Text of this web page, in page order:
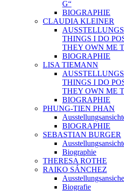
G“
BIOGRAPHIE
CLAUDIA KLEINER
THINGS I DO
THEY OWN ME
BIOGRAPHIE
LISA TIEMANN
THINGS I DO
THEY OWN ME
BIOGRAPHIE
PHUNG-TIEN PHAN
BIOGRAPHIE
SEBASTIAN BURGER
Biographie
THERESA ROTHE
RAIKO SÁNCHEZ
Biografie